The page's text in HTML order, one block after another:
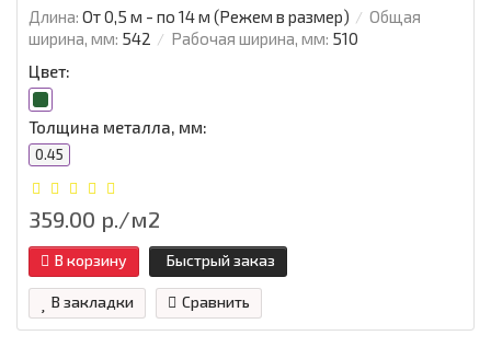
Длина: От 0,5 м - по 14 м (Режем в размер)
Общая
ширина, мм: 542 Рабочая ширина, мм: 510
Цвет:
Толщина металла, мм:
0.45
359.00 р./м2
В корзину Быстрый заказ
В закладки Сравнить